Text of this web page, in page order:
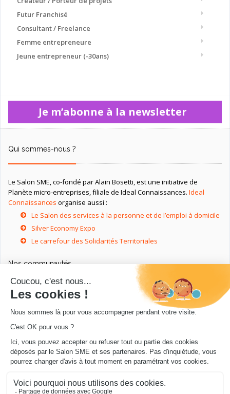
Futur Franchisé
Consultant / Freelance
Femme entrepreneure
Jeune entrepreneur (-30ans)
Je m’abonne à la newsletter
Qui sommes-nous ?
Le Salon SME, co-fondé par Alain Bosetti, est une initiative de
Planète micro-entreprises, filiale de Ideal Connaissances. Ideal
Connaissances organise aussi :
Le Salon des services à la personne et de l’emploi à domicile
Silver Economy Expo
Le carrefour des Solidarités Territoriales
Nos communautés
Ressources utiles
Livres utiles pour les entrepreneurs
Sites utiles pour les entrepreneurs
Conseils pour votre entreprise/microentreprise